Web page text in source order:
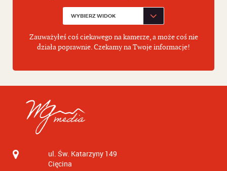
Zauważyłeś coś ciekawego na kamerze, a może coś nie
działa poprawnie. Czekamy na Twoje informacje!
ul. Św. Katarzyny 149
Cięcina